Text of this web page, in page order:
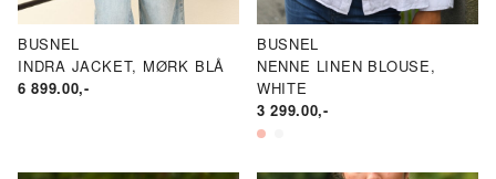
BUSNEL
INDRA JACKET, MØRK BLÅ
6 899.00,-
BUSNEL
NENNE LINEN BLOUSE,
WHITE
3 299.00,-